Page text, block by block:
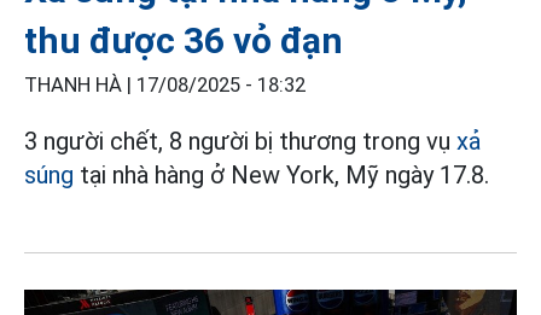
thu được 36 vỏ đạn
THANH HÀ | 17/08/2025 - 18:32
3 người chết, 8 người bị thương trong vụ xả
súng tại nhà hàng ở New York, Mỹ ngày 17.8.